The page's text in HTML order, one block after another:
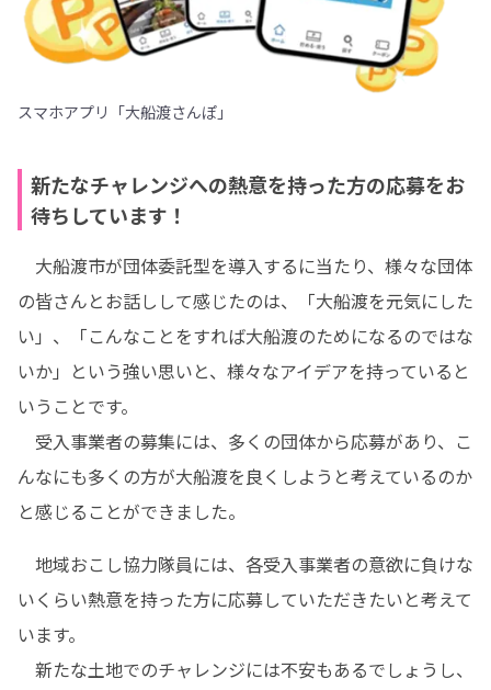
スマホアプリ「大船渡さんぽ」
新たなチャレンジへの熱意を持った方の応募をお
待ちしています！
大船渡市が団体委託型を導入するに当たり、様々な団体
の皆さんとお話しして感じたのは、「大船渡を元気にした
い」、「こんなことをすれば大船渡のためになるのではな
いか」という強い思いと、様々なアイデアを持っていると
いうことです。
受入事業者の募集には、多くの団体から応募があり、こ
んなにも多くの方が大船渡を良くしようと考えているのか
と感じることができました。
地域おこし協力隊員には、各受入事業者の意欲に負けな
いくらい熱意を持った方に応募していただきたいと考えて
います。
新たな土地でのチャレンジには不安もあるでしょうし、